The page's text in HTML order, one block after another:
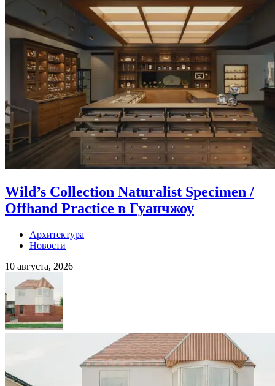
Wild’s Collection Naturalist Specimen /
Offhand Practice в Гуанчжоу
Архитектура
Новости
10 августа, 2026